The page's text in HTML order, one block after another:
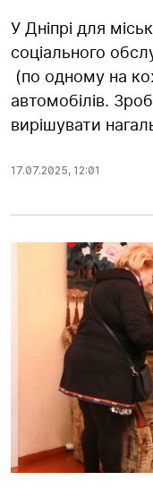
У Дніпрі для
соціального
(по одному на
автомобілів.
вирішувати
17.07.2025, 12:01